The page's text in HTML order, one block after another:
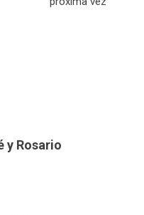
y Rosario